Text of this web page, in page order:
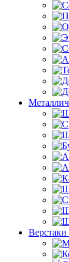
Верстаки